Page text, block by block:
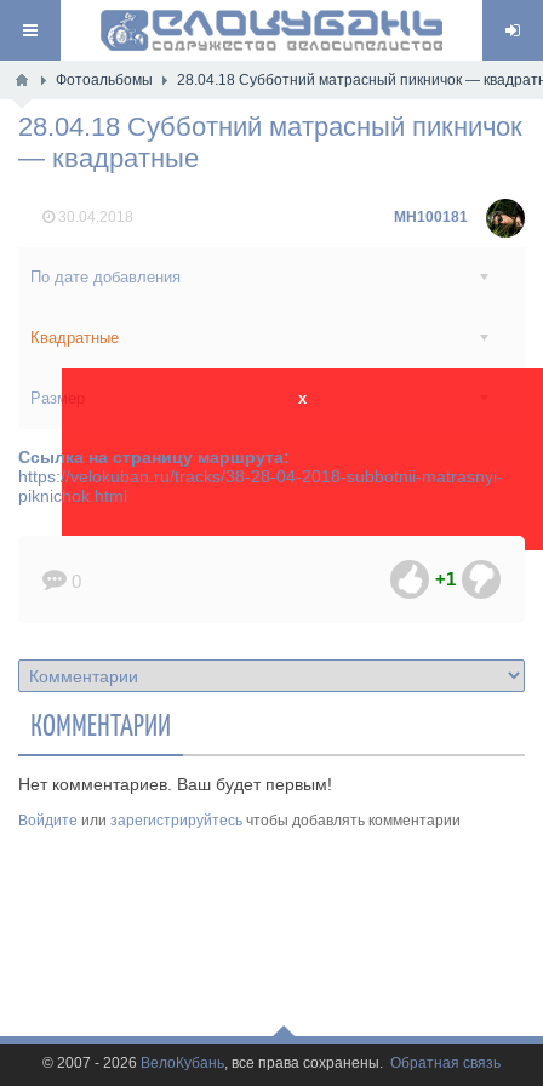
Фотоальбомы 28.04.18 Субботний матрасный пикничок —
28.04.18 Субботний матрасный пикничок
— квадратные
30.04.2018 MH100181
По дате добавления
Квадратные
Размер x
Ссылка на страницу маршрута:
https://velokuban.ru/tracks/38-28-04-2018-subbotnii-matrasnyi-
piknichok.html
0 +1
КОММЕНТАРИИ
Нет комментариев. Ваш будет первым!
Войдите или зарегистрируйтесь чтобы добавлять комментарии
© 2007 - 2026 ВелоКубань, все права сохранены. Обратная связь